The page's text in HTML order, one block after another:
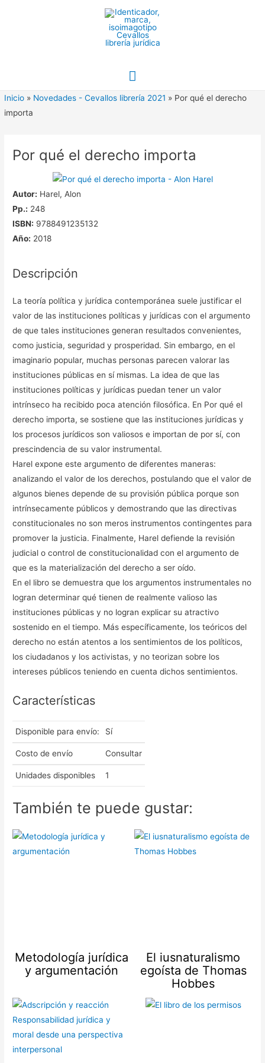
Menú
principal
Inicio » Novedades - Cevallos librería 2021 » Por qué el derecho
importa
Por qué el derecho importa
Autor: Harel, Alon
Pp.: 248
ISBN: 9788491235132
Año: 2018
Descripción
La teoría política y jurídica contemporánea suele justificar el
valor de las instituciones políticas y jurídicas con el argumento
de que tales instituciones generan resultados convenientes,
como justicia, seguridad y prosperidad. Sin embargo, en el
imaginario popular, muchas personas parecen valorar las
instituciones públicas en sí mismas. La idea de que las
instituciones políticas y jurídicas puedan tener un valor
intrínseco ha recibido poca atención filosófica. En Por qué el
derecho importa, se sostiene que las instituciones jurídicas y
los procesos jurídicos son valiosos e importan de por sí, con
prescindencia de su valor instrumental.
Harel expone este argumento de diferentes maneras:
analizando el valor de los derechos, postulando que el valor de
algunos bienes depende de su provisión pública porque son
intrínsecamente públicos y demostrando que las directivas
constitucionales no son meros instrumentos contingentes para
promover la justicia. Finalmente, Harel defiende la revisión
judicial o control de constitucionalidad con el argumento de
que es la materialización del derecho a ser oído.
En el libro se demuestra que los argumentos instrumentales no
logran determinar qué tienen de realmente valioso las
instituciones públicas y no logran explicar su atractivo
sostenido en el tiempo. Más específicamente, los teóricos del
derecho no están atentos a los sentimientos de los políticos,
los ciudadanos y los activistas, y no teorizan sobre los
intereses públicos teniendo en cuenta dichos sentimientos.
Características
Disponible para envío: Sí
Costo de envío Consultar
Unidades disponibles 1
También te puede gustar:
Metodología jurídica
y argumentación
El iusnaturalismo
egoísta de Thomas
Hobbes